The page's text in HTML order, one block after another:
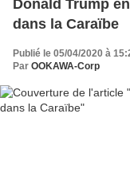
Donald Trump
dans la Caraïbe
Publié le 05/04/2020 à
Par OOKAWA-Corp